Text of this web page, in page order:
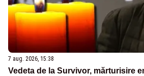
7 aug. 2026, 15:38
Vedeta de la Survivor, mărturisire